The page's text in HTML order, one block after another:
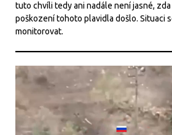
tuto chvíli tedy ani nadále není jasné,
poškození tohoto plavidla došlo. Situaci
monitorovat.